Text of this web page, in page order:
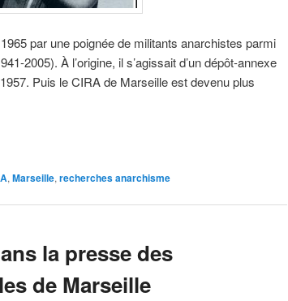
par une poignée de militants anarchistes parmi
2005). À l’origine, il s’agissait d’un dépôt-annexe
Puis le CIRA de Marseille est devenu plus
, Marseille, recherches anarchisme
la presse des
de Marseille